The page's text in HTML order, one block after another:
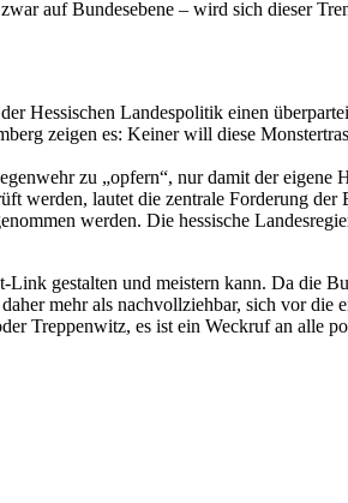
auf Bundesebene – wird sich dieser
Hessischen Landespolitik einen
zeigen es: Keiner will diese
zu „opfern“, nur damit der eigene
werden, lautet die zentrale Forderung der
werden. Die hessische
gestalten und meistern kann. Da die
mehr als nachvollziehbar, sich vor die
Treppenwitz, es ist ein Weckruf an alle